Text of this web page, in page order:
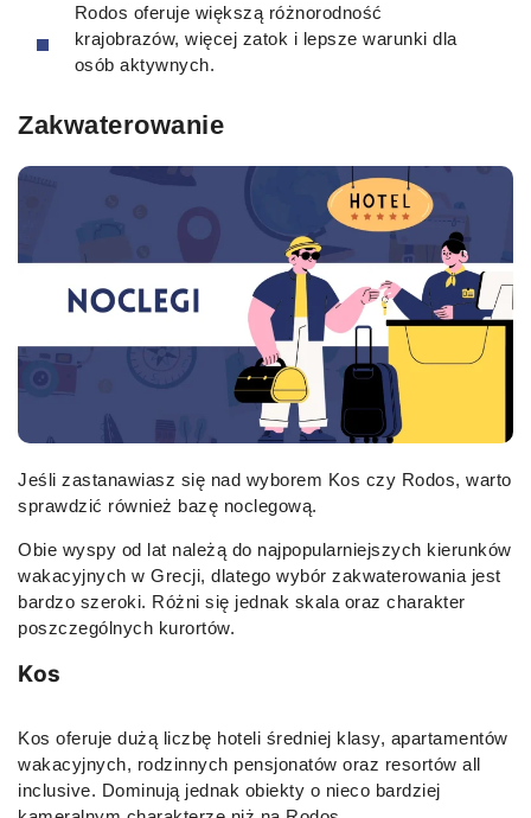
Rodos oferuje większą różnorodność
krajobrazów, więcej zatok i lepsze warunki dla
osób aktywnych.
Zakwaterowanie
Jeśli zastanawiasz się nad wyborem Kos czy Rodos, warto
sprawdzić również bazę noclegową.
Obie wyspy od lat należą do najpopularniejszych kierunków
wakacyjnych w Grecji, dlatego wybór zakwaterowania jest
bardzo szeroki. Różni się jednak skala oraz charakter
poszczególnych kurortów.
Kos
Kos oferuje dużą liczbę hoteli średniej klasy, apartamentów
wakacyjnych, rodzinnych pensjonatów oraz resortów all
inclusive. Dominują jednak obiekty o nieco bardziej